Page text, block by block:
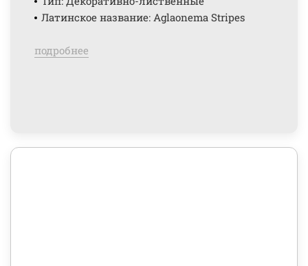
Латинское название: Aglaonema Stripes
подробнее